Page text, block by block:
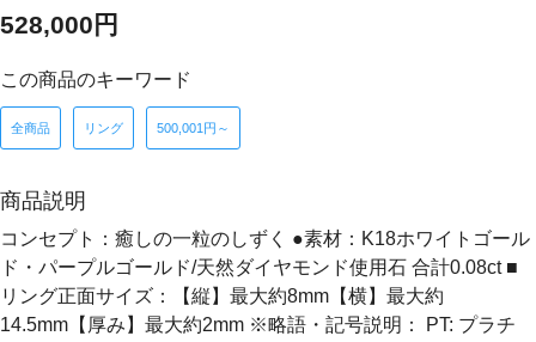
528,000円
この商品のキーワード
全商品 リング 500,001円～
商品説明
コンセプト：癒しの一粒のしずく ●素材：K18ホワイトゴール
ド・パープルゴールド/天然ダイヤモンド使用石 合計0.08ct ■
リング正面サイズ：【縦】最大約8mm【横】最大約
14.5mm【厚み】最大約2mm ※略語・記号説明： PT: プラチ